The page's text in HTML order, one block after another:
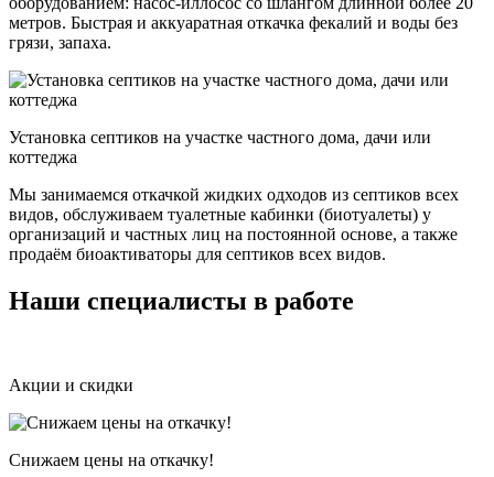
метров. Быстрая и аккуаратная откачка фекалий и воды без
грязи, запаха.
Установка септиков на участке частного дома, дачи или
коттеджа
Мы занимаемся откачкой жидких одходов из септиков всех
видов, обслуживаем туалетные кабинки (биотуалеты) у
организаций и частных лиц на постоянной основе, а также
продаём биоактиваторы для септиков всех видов.
Наши специалисты в работе
Акции и скидки
Снижаем цены на откачку!